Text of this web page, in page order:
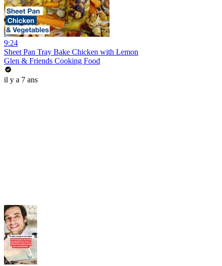
9:24
Sheet Pan Tray Bake Chicken with Lemon
Glen & Friends Cooking Food
il y a 7 ans